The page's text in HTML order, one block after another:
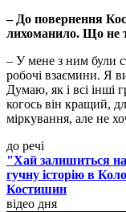
– До повернення
лихоманило. Що не
– У мене з ним були
робочі взаємини. Я
Думаю, як і всі інші
когось він кращий,
міркування, але не
до речі
"Хай залишиться на
гучну історію в
Костишин
відео дня